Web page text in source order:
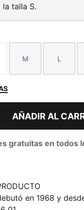
talla S.
Talla
M
Talla
L
de deseos
AÑADIR AL
gratuitas en todos
en 1968 y